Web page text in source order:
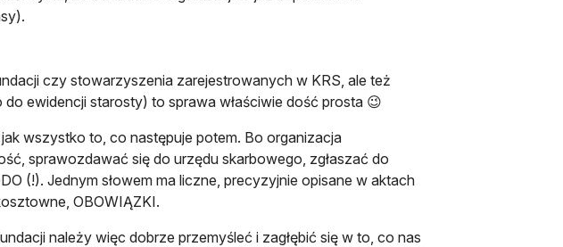
czy stowarzyszenia zarejestrowanych w KRS, ale też
ewidencji starosty) to sprawa właściwie dość prosta 😉
wszystko to, co następuje potem. Bo organizacja
sprawozdawać się do urzędu skarbowego, zgłaszać do
(!). Jednym słowem ma liczne, precyzyjnie opisane w aktach
OBOWIĄZKI.
należy więc dobrze przemyśleć i zagłębić się w to, co nas